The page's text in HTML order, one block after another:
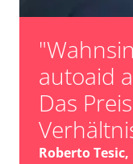
autoaid
Das
Roberto